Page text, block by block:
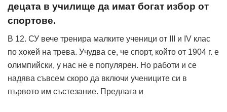
децата в училище да имат богат избор от
спортове.
В 12. СУ вече тренира малките ученици от III и IV клас
по хокей на трева. Учудва се, че спорт, който от 1904 г. е
олимпийски, у нас не е популярен. Но работи и се
надява съвсем скоро да включи учениците си в
първото им състезание. Предлага и